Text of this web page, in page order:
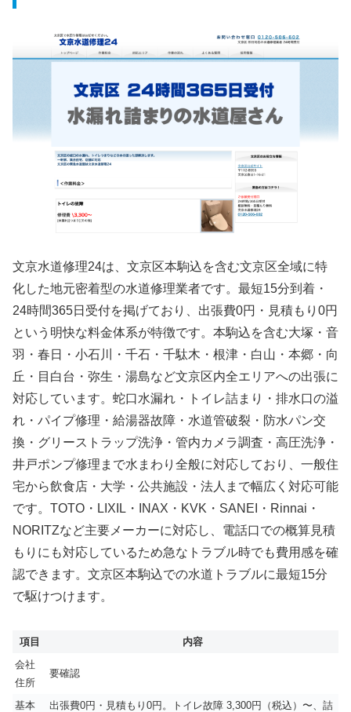
文京水道修理24は、文京区本駒込を含む文京区全域に特
化した地元密着型の水道修理業者です。最短15分到着・
24時間365日受付を掲げており、出張費0円・見積もり0円
という明快な料金体系が特徴です。本駒込を含む大塚・音
羽・春日・小石川・千石・千駄木・根津・白山・本郷・向
丘・目白台・弥生・湯島など文京区内全エリアへの出張に
対応しています。蛇口水漏れ・トイレ詰まり・排水口の溢
れ・パイプ修理・給湯器故障・水道管破裂・防水パン交
換・グリーストラップ洗浄・管内カメラ調査・高圧洗浄・
井戸ポンプ修理まで水まわり全般に対応しており、一般住
宅から飲食店・大学・公共施設・法人まで幅広く対応可能
です。TOTO・LIXIL・INAX・KVK・SANEI・Rinnai・
NORITZなど主要メーカーに対応し、電話口での概算見積
もりにも対応しているため急なトラブル時でも費用感を確
認できます。文京区本駒込での水道トラブルに最短15分
で駆けつけます。
項目
内容
会社
住所
要確認
基本
出張費0円・見積もり0円。トイレ故障 3,300円（税込）〜、詰